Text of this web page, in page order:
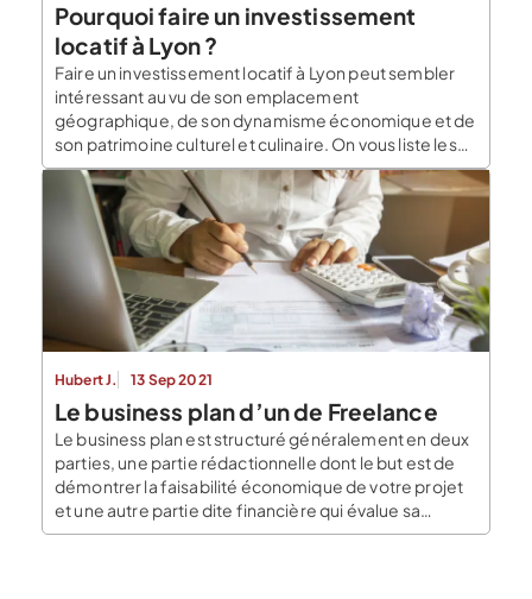
Pourquoi faire un investissement
locatif à Lyon ?
Faire un investissement locatif à Lyon peut sembler
intéressant au vu de son emplacement
géographique, de son dynamisme économique et de
son patrimoine culturel et culinaire. On vous liste les
avantages d’investir à Lyon. Le pôle économique
lyonnais avantageux pour un investissement locatif
Lyon est tout d’abord la capitale de la région Rhône
Alpes-Auvergne. Il […]
Hubert J. 13 Sep 2021
Le business plan d’un de Freelance
Le business plan est structuré généralement en deux
parties, une partie rédactionnelle dont le but est de
démontrer la faisabilité économique de votre projet
et une autre partie dite financière qui évalue sa
viabilité financière. La partie rédactionnelle du